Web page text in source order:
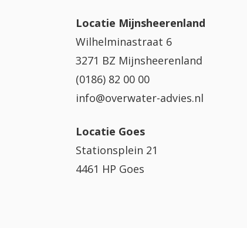
Locatie Mijnsheerenland
Wilhelminastraat 6
3271 BZ Mijnsheerenland
(0186) 82 00 00
info@overwater-advies.nl
Locatie Goes
Stationsplein 21
4461 HP Goes